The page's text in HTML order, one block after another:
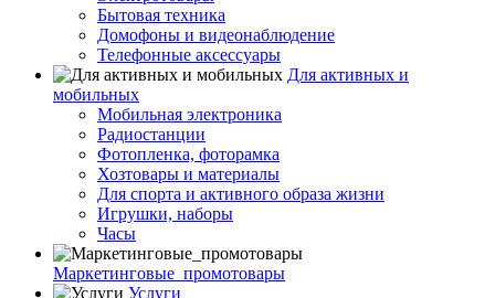
Бытовая техника
Домофоны и видеонаблюдение
Телефонные аксессуары
Для активных и
мобильных
Мобильная электроника
Радиостанции
Фотопленка, фоторамка
Хозтовары и материалы
Для спорта и активного образа жизни
Игрушки, наборы
Часы
Маркетинговые_промотовары
Услуги